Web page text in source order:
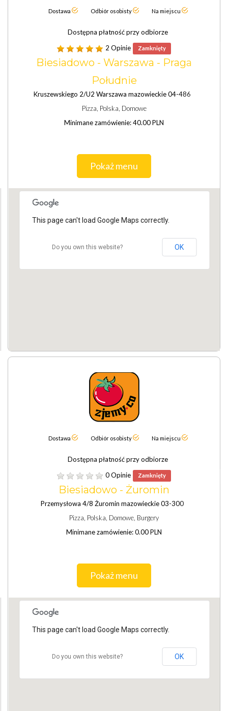
Dostawa Odbiór osobisty Na miejscu
Dostępna płatność przy odbiorze
2 Opinie
Zamknięty
Biesiadowo - Warszawa - Praga
Południe
Kruszewskiego 2/U2 Warszawa mazowieckie 04-486
Pizza, Polska, Domowe
Minimane zamówienie: 40.00 PLN
Pokaż menu
This page can't load Google Maps correctly.
Do you own this website? OK
Dostawa Odbiór osobisty Na miejscu
Dostępna płatność przy odbiorze
0 Opinie
Zamknięty
Biesiadowo - Żuromin
Przemysłowa 4/8 Żuromin mazowieckie 03-300
Pizza, Polska, Domowe, Burgery
Minimane zamówienie: 0.00 PLN
Pokaż menu
This page can't load Google Maps correctly.
Do you own this website? OK